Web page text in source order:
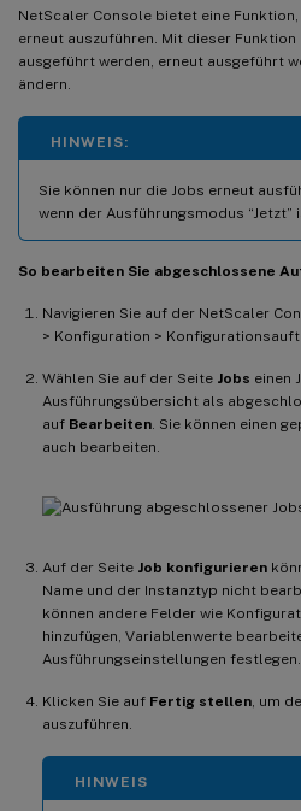
NetScaler Console bietet eine
erneut auszuführen. Mit dieser
ausgeführt werden, erneut ausgeführt
ändern.
HINWEIS:
Sie können nur die Jobs erneut
wenn der Ausführungsmodus “Jetzt”
So bearbeiten Sie abgeschlossene
Navigieren Sie auf der NetScaler
> Konfiguration >
Wählen Sie auf der Seite Jobs einen
Ausführungsübersicht als
auf Bearbeiten . Sie können einen
auch bearbeiten.
Auf der Seite Job konfigurieren
Name und der Instanztyp nicht
können andere Felder wie
hinzufügen, Variablenwerte
Ausführungseinstellungen festlegen.
Klicken Sie auf Fertig stellen , um
auszuführen.
HINWEIS